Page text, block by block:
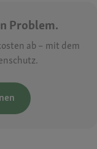
Problem.
ab – mit dem